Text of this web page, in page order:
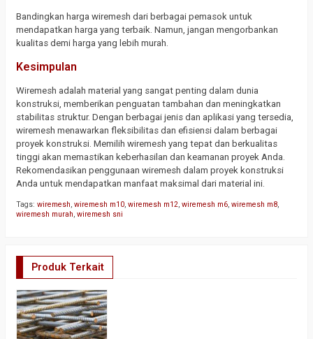
Bandingkan harga wiremesh dari berbagai pemasok untuk
mendapatkan harga yang terbaik. Namun, jangan mengorbankan
kualitas demi harga yang lebih murah.
Kesimpulan
Wiremesh adalah material yang sangat penting dalam dunia
konstruksi, memberikan penguatan tambahan dan meningkatkan
stabilitas struktur. Dengan berbagai jenis dan aplikasi yang tersedia,
wiremesh menawarkan fleksibilitas dan efisiensi dalam berbagai
proyek konstruksi. Memilih wiremesh yang tepat dan berkualitas
tinggi akan memastikan keberhasilan dan keamanan proyek Anda.
Rekomendasikan penggunaan wiremesh dalam proyek konstruksi
Anda untuk mendapatkan manfaat maksimal dari material ini.
Tags: wiremesh, wiremesh m10, wiremesh m12, wiremesh m6, wiremesh m8,
wiremesh murah, wiremesh sni
Produk Terkait